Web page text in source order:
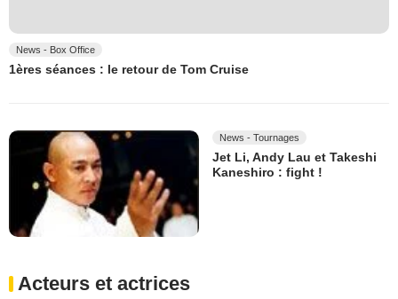
News - Box Office
1ères séances : le retour de Tom Cruise
News - Tournages
Jet Li, Andy Lau et Takeshi
Kaneshiro : fight !
Acteurs et actrices